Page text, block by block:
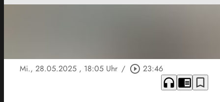
Mi., 28.05.2025 , 18:05 Uhr / play_circle_outline 23:46
headphones chrome_reader_mode bookmark_border